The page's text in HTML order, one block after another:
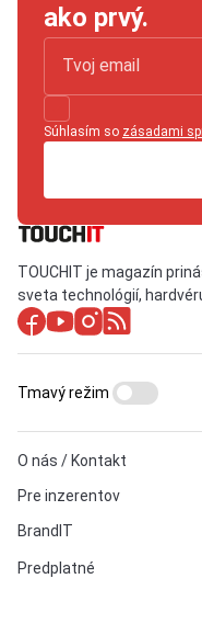
ako prvý.
Súhlasím so zásadami
TOUCHIT je magazín
sveta technológií,
O nás / Kontakt
Pre inzerentov
BrandIT
Predplatné
Tmavý režim